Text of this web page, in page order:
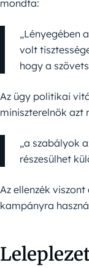
mondta:
„Lényegében
volt
hogy a
Az ügy politikai
miniszterelnök azt
„a szabályok
részesülhet
Az ellenzék
kampányra